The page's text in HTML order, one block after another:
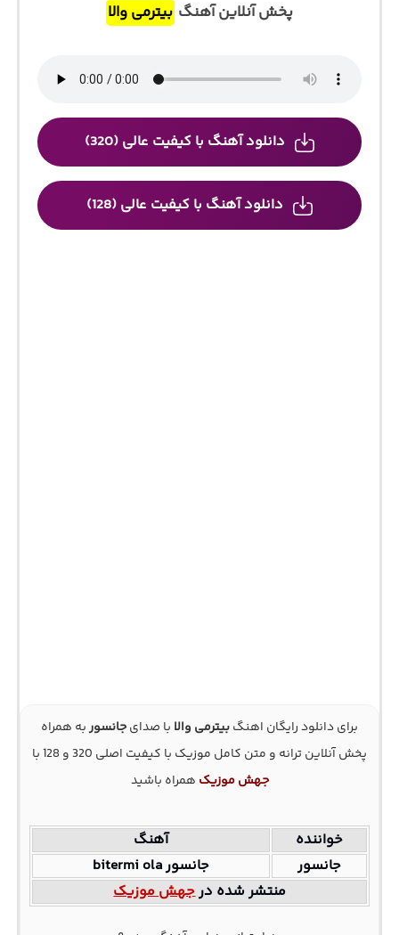
پخش آنلاین آهنگ بیترمی والا
دانلود آهنگ با کیفیت عالی (320)
دانلود آهنگ با کیفیت عالی (128)
برای دانلود رایگان اهنگبیترمی والا با صدایجانسوربه همراه
پخش آنلاین ترانه و متن کامل موزیک با کیفیت اصلی 320 و 128 با
جهش موزیک همراه باشید
خواننده
آهنگ
جانسور
جانسور bitermi ola
منتشر شده درجهش موزیک